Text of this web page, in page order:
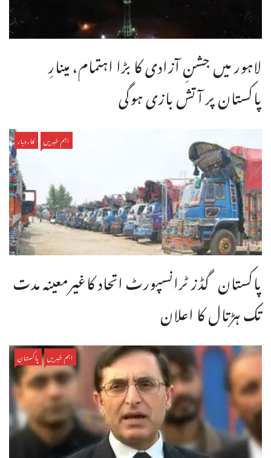
لاہور میں جشنِ آزادی کا بڑا اہتمام، مینارِ
پاکستان پر آتش بازی ہوگی
اہم خبریں کاروبار
پاکستان گڈز ٹرانسپورٹ اتحاد کاغیرمعینہ مدت
تک ہڑتال کا اعلان
اہم خبریں پاکستان